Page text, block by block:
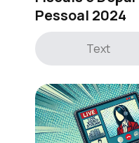
Pessoal 2024
Text